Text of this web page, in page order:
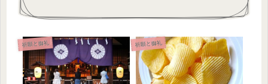
祈願と御礼 祈願と御礼